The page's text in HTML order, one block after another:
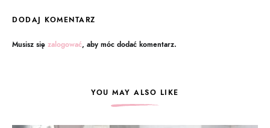
DODAJ KOMENTARZ
Musisz się zalogować, aby móc dodać komentarz.
YOU MAY ALSO LIKE